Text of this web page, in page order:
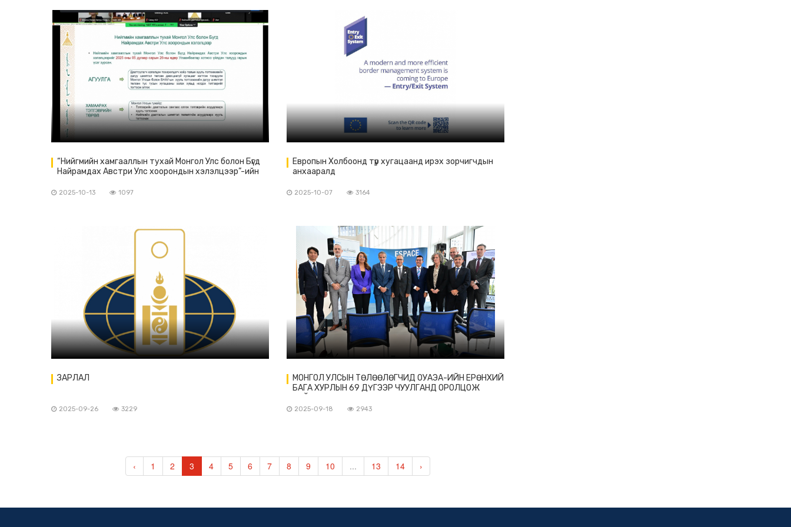
“Нийгмийн хамгааллын тухай Монгол Улс болон Бүгд
Найрамдах Австри Улс хоорондын хэлэлцээр”-ийн
байгуулав
2025-10-13 1097
Европын Холбоонд түр хугацаанд ирэх зорчигчдын
анхааралд
2025-10-07 3164
ЗАРЛАЛ
2025-09-26 3229
МОНГОЛ УЛСЫН ТӨЛӨӨЛӨГЧИД ОУАЭА-ИЙН ЕРӨНХИЙ
БАГА ХУРЛЫН 69 ДҮГЭЭР ЧУУЛГАНД ОРОЛЦОЖ
2025-09-18 2943
‹ 1 2 3 4 5 6 7 8 9 10 ... 13 14 ›